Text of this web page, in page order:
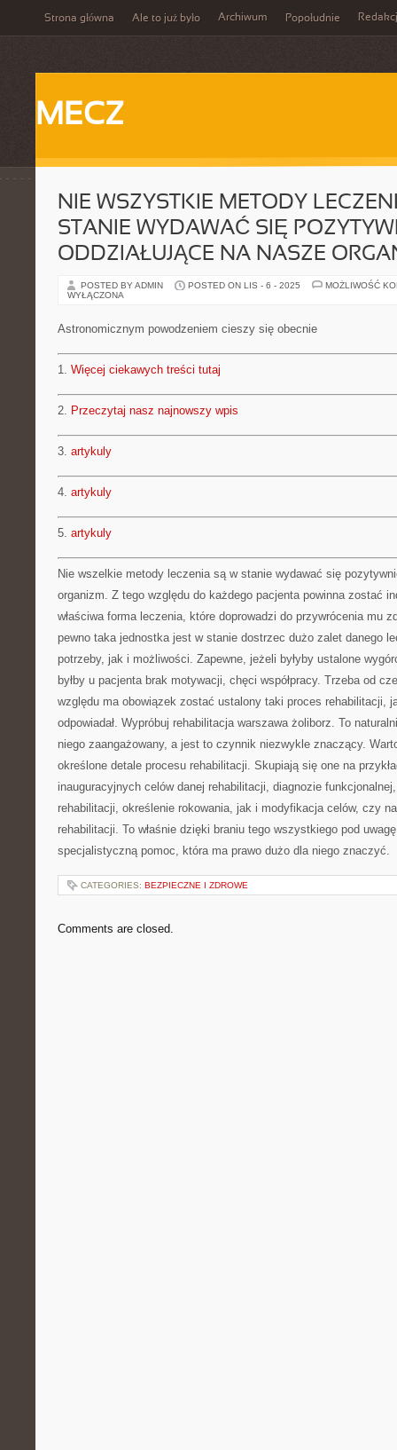
Strona główna Ale to już było Archiwum Popołudnie
MECZ
NIE WSZYSTKIE METODY
STANIE WYDAWAĆ SIĘ
ODDZIAŁUJĄCE NA NASZE
POSTED BY ADMIN POSTED ON LIS - 6 - 2025
MOŻLIWOŚĆ
WYŁĄCZONA
Astronomicznym powodzeniem cieszy się obecnie
1. Więcej ciekawych treści tutaj
2. Przeczytaj nasz najnowszy wpis
3. artykuly
4. artykuly
5. artykuly
Nie wszelkie metody leczenia są w stanie wydawać się
organizm. Z tego względu do każdego pacjenta powinna zostać
właściwa forma leczenia, które doprowadzi do przywrócenia mu
pewno taka jednostka jest w stanie dostrzec dużo zalet danego
potrzeby, jak i możliwości. Zapewne, jeżeli byłyby ustalone
byłby u pacjenta brak motywacji, chęci współpracy. Trzeba od
względu ma obowiązek zostać ustalony taki proces rehabilitacji,
odpowiadał. Wypróbuj rehabilitacja warszawa żoliborz. To
niego zaangażowany, a jest to czynnik niezwykle znaczący.
określone detale procesu rehabilitacji. Skupiają się one na
inauguracyjnych celów danej rehabilitacji, diagnozie
rehabilitacji, określenie rokowania, jak i modyfikacja celów, czy
rehabilitacji. To właśnie dzięki braniu tego wszystkiego pod
specjalistyczną pomoc, która ma prawo dużo dla niego znaczyć.
CATEGORIES: BEZPIECZNE I ZDROWE
Comments are closed.